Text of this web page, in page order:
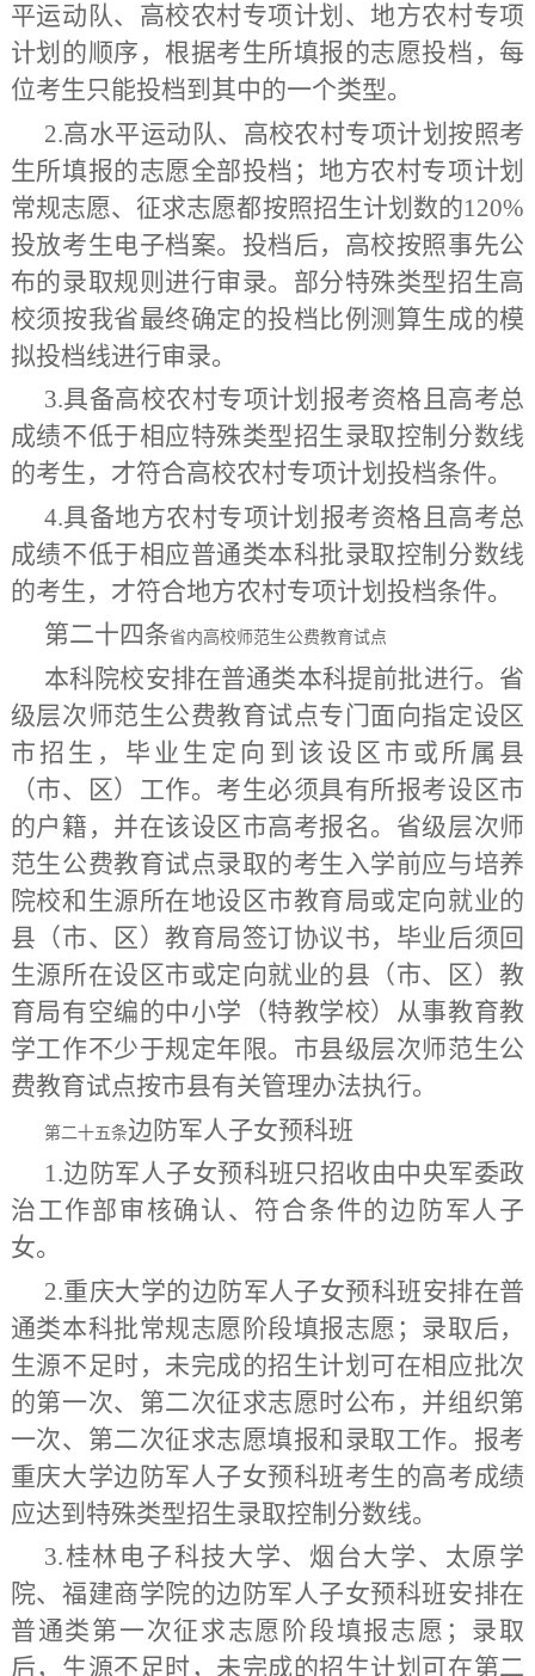
平运动队、高校农村专项计划、地方农村专项
计划的顺序，根据考生所填报的志愿投档，每
位考生只能投档到其中的一个类型。
2.高水平运动队、高校农村专项计划按照考
生所填报的志愿全部投档；地方农村专项计划
常规志愿、征求志愿都按照招生计划数的120%
投放考生电子档案。投档后，高校按照事先公
布的录取规则进行审录。部分特殊类型招生高
校须按我省最终确定的投档比例测算生成的模
拟投档线进行审录。
3.具备高校农村专项计划报考资格且高考总
成绩不低于相应特殊类型招生录取控制分数线
的考生，才符合高校农村专项计划投档条件。
4.具备地方农村专项计划报考资格且高考总
成绩不低于相应普通类本科批录取控制分数线
的考生，才符合地方农村专项计划投档条件。
第二十四条省内高校师范生公费教育试点
本科院校安排在普通类本科提前批进行。 省
级层次师范生公费教育试点专门面向指定设区
市招生，毕业生定向到该设区市或所属县
（市、区）工作。考生必须具有所报考设区市
的户籍，并在该设区市高考报名。 省级层次师
范生公费教育试点录取的考生入学前应与培养
院校和生源所在地设区市教育局或定向就业的
县（市、区）教育局签订协议书，毕业后须回
生源所在设区市或定向就业的县（市、区）教
育局有空编的中小学（特教学校）从事教育教
学工作不少于规定年限。市县级层次师范生公
费教育试点按市县有关管理办法执行。
第二十五条边防军 人子女预科班
1.边防军人子女预科班只招收由中央军委政
治工作部审核确认、符合条件的边防军人子
女。
2.重庆大学的边防军人子女预科班安排在普
通类本科批常规志愿阶段填报志愿；录取后，
生源不足时，未完成的招生计划可在相应批次
的第一次、第二次征求志愿时公布，并组织第
一次、第二次征求志愿填报和录取工作。报考
重庆大学边防军人子女预科班考生的高考成绩
应达到特殊类型招生录取控制分数线。
3.桂林电子科技大学、烟台大学、太原学
院、福建商学院的边防军人子女预科班安排在
普通类第一次征求志愿阶段填报志愿；录取
后，生源不足时，未完成的招生计划可在第二